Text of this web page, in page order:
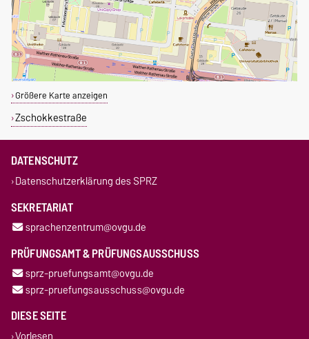
Größere Karte anzeigen
Zschokkestraße
DATENSCHUTZ
Datenschutzerklärung des SPRZ
SEKRETARIAT
sprachenzentrum@ovgu.de
PRÜFUNGSAMT & PRÜFUNGSAUSSCHUSS
sprz-pruefungsamt@ovgu.de
sprz-pruefungsausschuss@ovgu.de
DIESE SEITE